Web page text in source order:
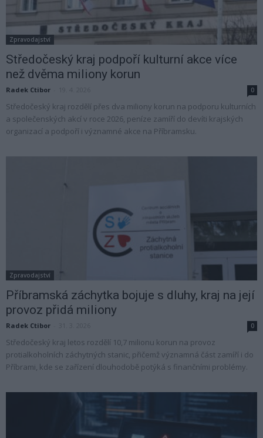
Zpravodajství
Středočeský kraj podpoří kulturní akce více
než dvěma miliony korun
Radek Ctibor 0
Středočeský kraj rozdělí přes dva miliony korun na podporu kulturních
a společenských akcí v roce 2026, peníze zamíří do devíti krajských
organizací a podpoří i významné akce na Příbramsku.
Zpravodajství
Příbramská záchytka bojuje s dluhy, kraj na její
provoz přidá miliony
Radek Ctibor 0
Středočeský kraj letos rozdělí 10,7 milionu korun na provoz
protialkoholních záchytných stanic, přičemž významná část zamíří i do
Příbrami, kde se zařízení dlouhodobě potýká s finančními problémy.